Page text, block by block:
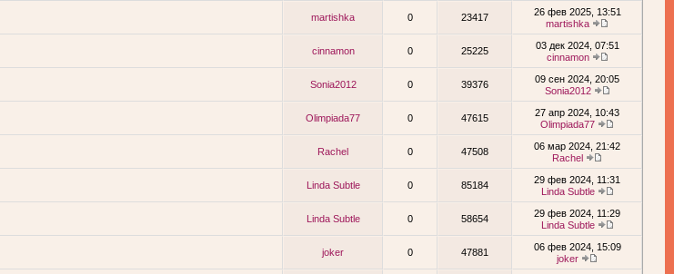
martishka 0 23417
26 фев 2025, 13:51
martishka
cinnamon 0 25225
03 дек 2024, 07:51
cinnamon
Sonia2012 0 39376
09 сен 2024, 20:05
Sonia2012
Olimpiada77 0 47615
27 апр 2024, 10:43
Olimpiada77
Rachel 0 47508
06 мар 2024, 21:42
Rachel
Linda Subtle 0 85184
29 фев 2024, 11:31
Linda Subtle
Linda Subtle 0 58654
29 фев 2024, 11:29
Linda Subtle
joker 0 47881
06 фев 2024, 15:09
joker